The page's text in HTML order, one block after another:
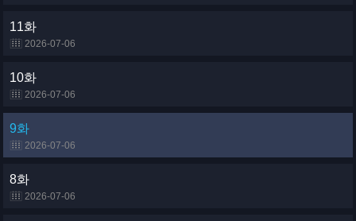
11화
2026-07-06
10화
2026-07-06
9화
2026-07-06
8화
2026-07-06